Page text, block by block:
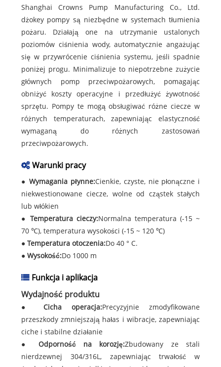
Shanghai Crowns Pump Manufacturing Co., Ltd.
dżokey pompy są niezbędne w systemach tłumienia
pożaru. Działają one na utrzymanie ustalonych
poziomów ciśnienia wody, automatycznie angażując
się w przywrócenie ciśnienia systemu, jeśli spadnie
poniżej progu. Minimalizuje to niepotrzebne zużycie
głównych pomp przeciwpożarowych, pomagając
obniżyć koszty operacyjne i przedłużyć żywotność
sprzętu. Pompy te mogą obsługiwać różne ciecze w
różnych temperaturach, zapewniając elastyczność
wymaganą do różnych zastosowań
przeciwpożarowych.
Warunki pracy
● Wymagania płynne:Cienkie, czyste, nie płonączne i
niekwestionowane ciecze, wolne od cząstek stałych
lub włókien
● Temperatura cieczy:Normalna temperatura (-15 ~
70 ℃), temperatura wysokości (-15 ~ 120 ℃)
● Temperatura otoczenia:Do 40 ° C.
● Wysokość:Do 1000 m
Funkcja i aplikacja
Wydajność produktu
● Cicha operacja:Precyzyjnie zmodyfikowane
przeszkody zmniejszają hałas i wibracje, zapewniając
ciche i stabilne działanie
● Odporność na korozję:Zbudowany ze stali
nierdzewnej 304/316L, zapewniając trwałość w